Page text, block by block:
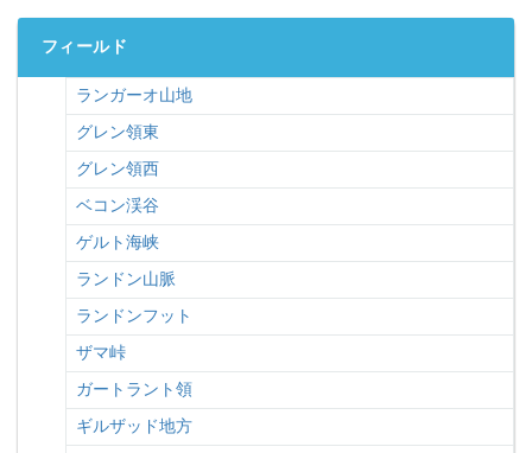
フィールド
ランガーオ山地
グレン領東
グレン領西
ベコン渓谷
ゲルト海峡
ランドン山脈
ランドンフット
ザマ峠
ガートラント領
ギルザッド地方